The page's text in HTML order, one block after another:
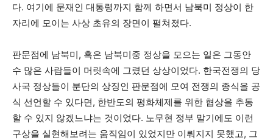
다. 여기에 문재인 대통령까지 함께 하면서 남북미 정상이 한
자리에 모이는 사상 초유의 장면이 펼쳐졌다.
판문점에 남북미, 혹은 남북미중 정상을 모으는 일은 그동안
수 많은 사람들이 머릿속에 그렸던 상상이었다. 한국전쟁의 당
사국 정상들이 분단의 상징인 판문점에 모여 전쟁의 종식을 공
식 선언할 수 있다면, 한반도의 평화체제를 위한 협상을 추동
할 수 있지 않겠느냐는 것이었다. 노무현 정부 말기에도 이런
구상을 실현해보려는 움직임이 있었지만 이뤄지지 못했고, 그